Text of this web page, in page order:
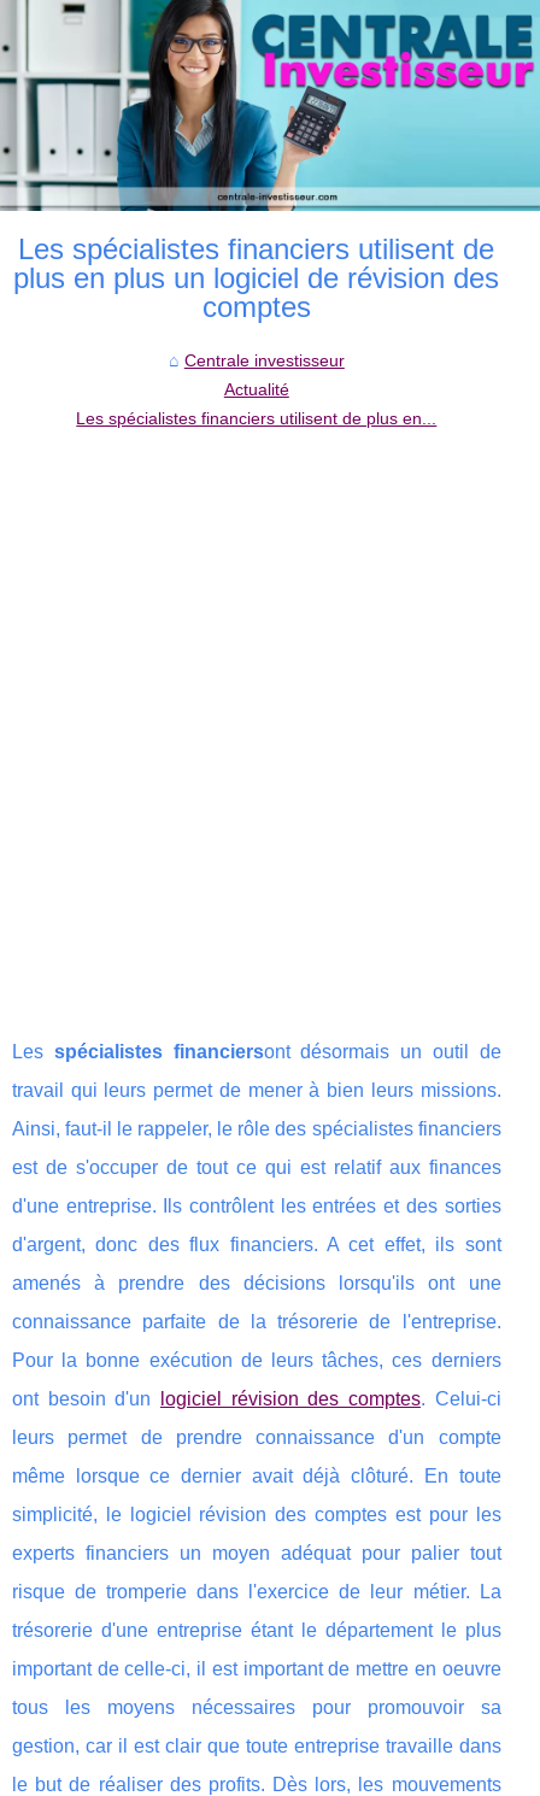
Les spécialistes financiers utilisent de
plus en plus un logiciel de révision des
comptes
Centrale investisseur
Actualité
Les spécialistes financiers utilisent de plus en...
Les spécialistes financiersont désormais un outil de
travail qui leurs permet de mener à bien leurs missions.
Ainsi, faut-il le rappeler, le rôle des spécialistes financiers
est de s'occuper de tout ce qui est relatif aux finances
d'une entreprise. Ils contrôlent les entrées et des sorties
d'argent, donc des flux financiers. A cet effet, ils sont
amenés à prendre des décisions lorsqu'ils ont une
connaissance parfaite de la trésorerie de l'entreprise.
Pour la bonne exécution de leurs tâches, ces derniers
ont besoin d'un
logiciel révision des comptes. Celui-ci
leurs permet de prendre connaissance d'un compte
même lorsque ce dernier avait déjà clôturé. En toute
simplicité, le logiciel révision des comptes est pour les
experts financiers un moyen adéquat pour palier tout
risque de tromperie dans l'exercice de leur métier. La
trésorerie d'une entreprise étant le département le plus
important de celle-ci, il est important de mettre en oeuvre
tous les moyens nécessaires pour promouvoir sa
gestion, car il est clair que toute entreprise travaille dans
le but de réaliser des profits. Dès lors, les mouvements